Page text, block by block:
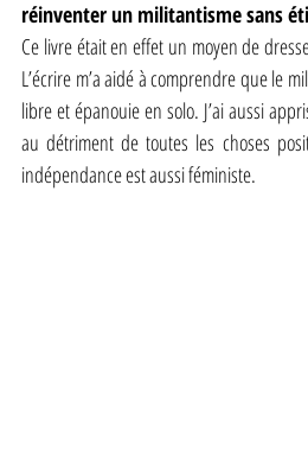
réinventer un militantisme sans
Ce livre était en effet un moyen de
L’écrire m’a aidé à comprendre que le
libre et épanouie en solo. J’ai aussi
au détriment de toutes les choses
indépendance est aussi féministe.